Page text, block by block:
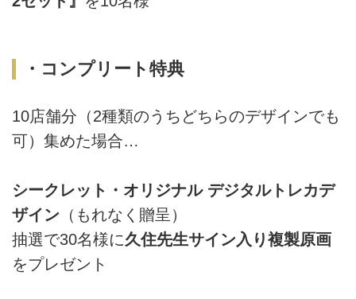
・コンプリート特典
10店舗分（2種類のうちどちらのデザインでも
可）集めた場合…
シークレット・オリジナル デジタルトレカデ
ザイン （もれなく贈呈）
抽選で30名様に久住先生サイン入り複製原画
をプレゼント